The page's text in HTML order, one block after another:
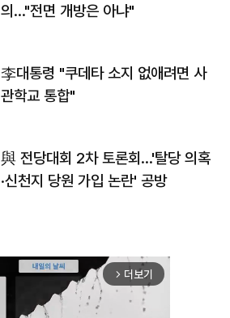
의…"전면 개방은 아냐"
李대통령 "쿠데타 소지 없애려면 사
관학교 통합"
與 전당대회 2차 토론회…'탈당 의혹
·신천지 당원 가입 논란' 공방
arrow_forward_ios 더보기